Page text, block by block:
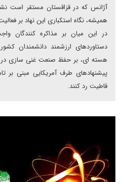
آژانس که در قزاقستان مستقر است
همیشه، نگاه استکباری این نهاد بر
در این میان بر مذاکره کنندگان
دستاوردهای ارزشمند دانشمندان
هسته ای، بر حفظ صنعت غنی سازی در
پیشنهادهای طرف آمریکایی مبنی بر
قاطیت رد کنند.